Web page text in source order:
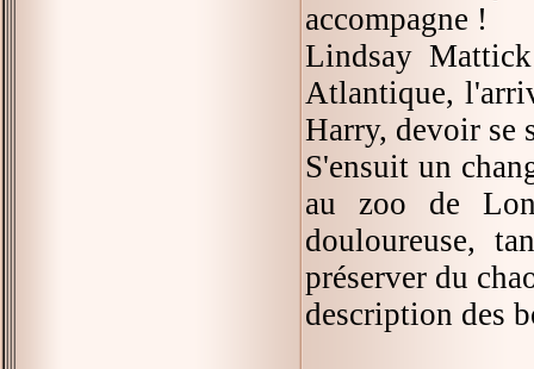
accompagne !
Lindsay
Atlantique,
Harry, devoir se
S'ensuit un
au zoo de
douloureuse,
préserver du
description des